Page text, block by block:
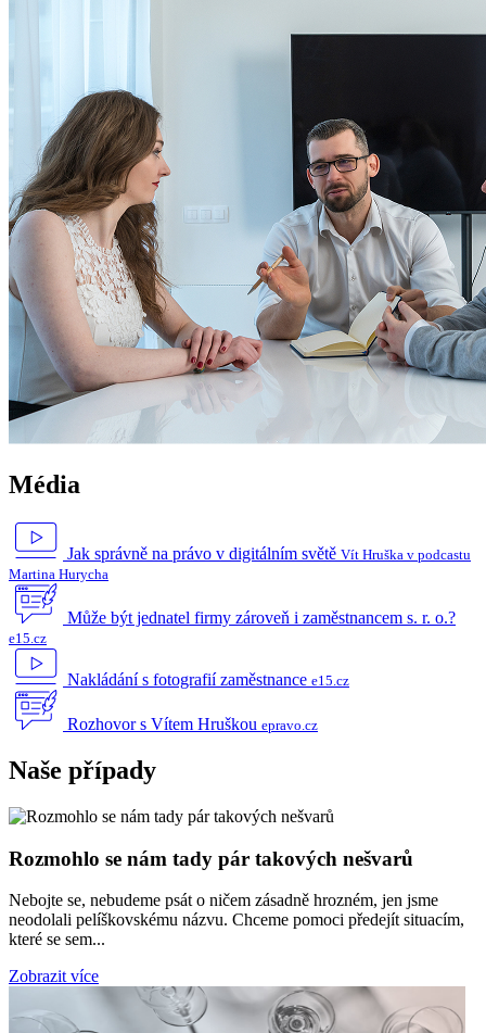
Média
Jak správně na právo v digitálním světě Vít Hruška v podcastu
Martina Hurycha
Může být jednatel firmy zároveň i zaměstnancem s. r. o.?
e15.cz
Nakládání s fotografií zaměstnance e15.cz
Rozhovor s Vítem Hruškou epravo.cz
Naše případy
Rozmohlo se nám tady pár takových nešvarů
Nebojte se, nebudeme psát o ničem zásadně hrozném, jen jsme
neodolali pelíškovskému názvu. Chceme pomoci předejít situacím,
které se sem...
Zobrazit více